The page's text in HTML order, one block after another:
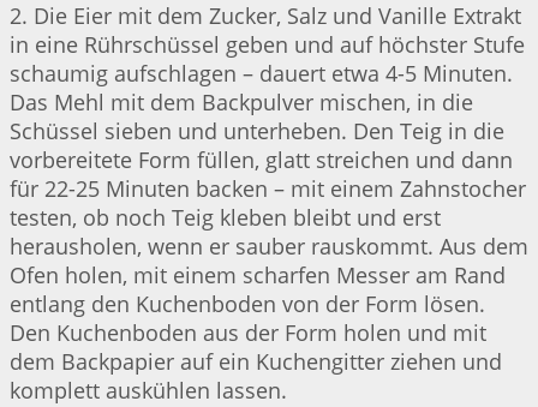
2. Die Eier mit dem Zucker, Salz und Vanille Extrakt
in eine Rührschüssel geben und auf höchster Stufe
schaumig aufschlagen – dauert etwa 4-5 Minuten.
Das Mehl mit dem Backpulver mischen, in die
Schüssel sieben und unterheben. Den Teig in die
vorbereitete Form füllen, glatt streichen und dann
für 22-25 Minuten backen – mit einem Zahnstocher
testen, ob noch Teig kleben bleibt und erst
herausholen, wenn er sauber rauskommt. Aus dem
Ofen holen, mit einem scharfen Messer am Rand
entlang den Kuchenboden von der Form lösen.
Den Kuchenboden aus der Form holen und mit
dem Backpapier auf ein Kuchengitter ziehen und
komplett auskühlen lassen.